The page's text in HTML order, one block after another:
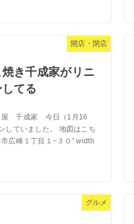
開店・閉店
き千成家がリニ
てる
屋 千成家 今日（1月16
していました。 地図はこち
広峰１丁目１−３０” width
グルメ